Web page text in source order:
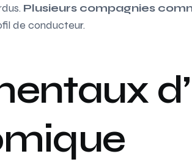
Plusieurs compagnies
de conducteur.